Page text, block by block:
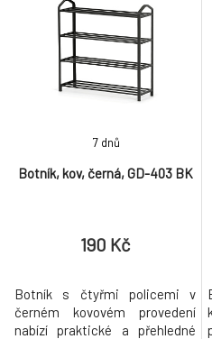
1 390 Kč
Botník, bambus,
1 090 Kč
Botník, kov, černá, GD-403 BK
7 dnů
190 Kč
Botník s čtyřmi policemi v
černém kovovém provedení
nabízí praktické a přehledné